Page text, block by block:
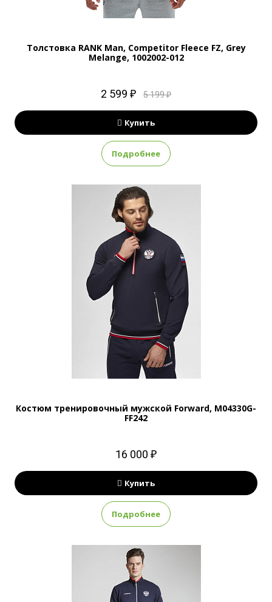
Толстовка RANK Man, Competitor Fleece FZ, Grey
Melange, 1002002-012
2 599 ₽ 5 199 ₽
Купить
Подробнее
Костюм тренировочный мужской Forward, M04330G-
FF242
16 000 ₽
Купить
Подробнее